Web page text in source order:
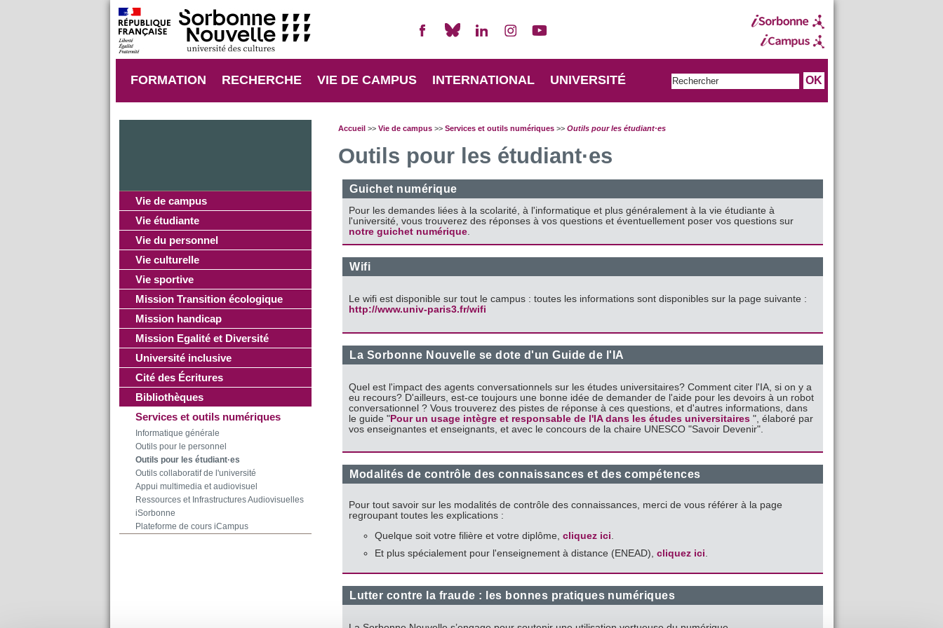
FORMATION RECHERCHE VIE DE CAMPUS INTERNATIONAL UNIVERSITÉ
Vie de campus
Vie étudiante
Vie du personnel
Vie culturelle
Vie sportive
Mission Transition écologique
Mission handicap
Mission Egalité et Diversité
Université inclusive
Cité des Écritures
Bibliothèques
Services et outils numériques
Informatique générale
Outils pour le personnel
Outils pour les étudiant·es
Outils collaboratif de l'université
Appui multimedia et audiovisuel
Ressources et Infrastructures Audiovisuelles
iSorbonne
Plateforme de cours iCampus
Accueil>> Vie de campus>> Services et outils numériques>> Outils pour les étudiant·es
Outils pour les étudiant·es
Guichet numérique
Pour les demandes liées à la scolarité, à l'informatique et plus généralement à la vie étudiante à
l'université, vous trouverez des réponses à vos questions et éventuellement poser vos questions sur
notre guichet numérique.
Wifi
Le wifi est disponible sur tout le campus : toutes les informations sont disponibles sur la page suivante :
http://www.univ-paris3.fr/wifi
La Sorbonne Nouvelle se dote d'un Guide de l'IA
Quel est l'impact des agents conversationnels sur les études universitaires? Comment citer l'IA, si on y a
eu recours? D'ailleurs, est-ce toujours une bonne idée de demander de l'aide pour les devoirs à un robot
conversationnel ? Vous trouverez des pistes de réponse à ces questions, et d'autres informations, dans
le guide " Pour un usage intègre et responsable de l'IA dans les études universitaires", élaboré par
vos enseignantes et enseignants, et avec le concours de la chaire UNESCO "Savoir Devenir".
Modalités de contrôle des connaissances et des compétences
Pour tout savoir sur les modalités de contrôle des connaissances, merci de vous référer à la page
regroupant toutes les explications :
Quelque soit votre filière et votre diplôme,cliquez ici
Et plus spécialement pour l'enseignement à distance (ENEAD),cliquez ici
Lutter contre la fraude : les bonnes pratiques numériques